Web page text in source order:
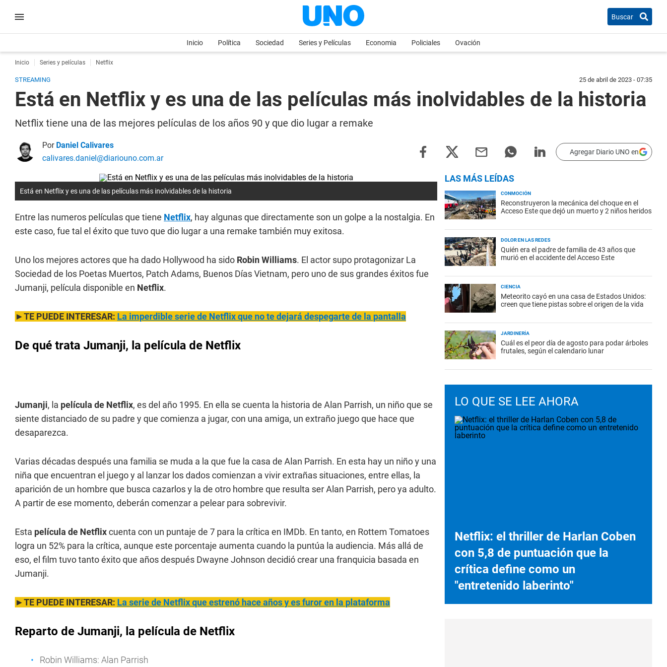
Buscar
Inicio Política Sociedad Series y Películas Economia Policiales Ovación
Inicio Series y películas Netflix
STREAMING 25 de abril de 2023 - 07:35
Está en Netflix y es una de las películas más inolvidables de la historia
Netflix tiene una de las mejores películas de los años 90 y que dio lugar a remake
Por Daniel Calivares
calivares.daniel@diariouno.com.ar
Agregar Diario UNO en
Está en Netflix y es una de las películas más inolvidables de la historia
Entre las numeros películas que tiene Netflix, hay algunas que directamente son un golpe a la nostalgia. En
este caso, fue tal el éxito que tuvo que dio lugar a una remake también muy exitosa.
Uno los mejores actores que ha dado Hollywood ha sido Robin Williams. El actor supo protagonizar La
Sociedad de los Poetas Muertos, Patch Adams, Buenos Días Vietnam, pero uno de sus grandes éxitos fue
Jumanji, película disponible en Netflix.
►TE PUEDE INTERESAR: La imperdible serie de Netflix que no te dejará despegarte de la pantalla
De qué trata Jumanji, la película de Netflix
Jumanji, la película de Netflix, es del año 1995. En ella se cuenta la historia de Alan Parrish, un niño que se
siente distanciado de su padre y que comienza a jugar, con una amiga, un extraño juego que hace que
desaparezca.
Varias décadas después una familia se muda a la que fue la casa de Alan Parrish. En esta hay un niño y una
niña que encuentran el juego y al lanzar los dados comienzan a vivir extrañas situaciones, entre ellas, la
aparición de un hombre que busca cazarlos y la de otro hombre que resulta ser Alan Parrish, pero ya adulto.
A partir de ese momento, deberán comenzar a pelear para sobrevivir.
Esta película de Netflixcuenta con un puntaje de 7 para la crítica en IMDb. En tanto, en Rottem Tomatoes
logra un 52% para la crítica, aunque este porcentaje aumenta cuando la puntúa la audiencia. Más allá de
eso, el film tuvo tanto éxito que años después Dwayne Johnson decidió crear una franquicia basada en
Jumanji.
►TE PUEDE INTERESAR: La serie de Netflix que estrenó hace años y es furor en la plataforma
Reparto de Jumanji, la película de Netflix
Robin Williams: Alan Parrish
LAS MÁS LEÍDAS
CONMOCIÓN
Reconstruyeron la mecánica del choque en el
Acceso Este que dejó un muerto y 2 niños heridos
DOLOR EN LAS REDES
Quién era el padre de familia de 43 años que
murió en el accidente del Acceso Este
CIENCIA
Meteorito cayó en una casa de Estados Unidos:
creen que tiene pistas sobre el origen de la vida
JARDINERÍA
Cuál es el peor día de agosto para podar árboles
frutales, según el calendario lunar
LO QUE SE LEE AHORA
Netflix: el thriller de Harlan Coben
con 5,8 de puntuación que la
crítica define como un
"entretenido laberinto"